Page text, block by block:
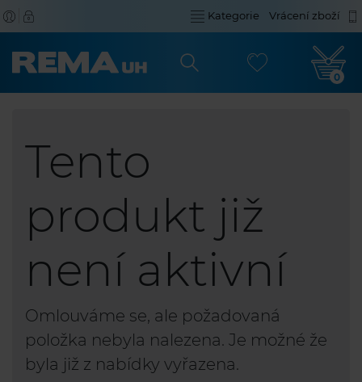
Kategorie Vrácení zboží
0
Tento
produkt již
není aktivní
Omlouváme se, ale požadovaná
položka nebyla nalezena. Je možné že
byla již z nabídky vyřazena.